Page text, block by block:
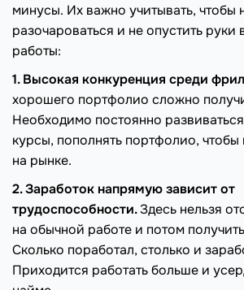
минусы. Их важно учитывать, чтобы
разочароваться и не опустить руки
работы:
1. Высокая конкуренция среди
хорошего портфолио сложно
Необходимо постоянно
курсы, пополнять портфолио, чтобы
на рынке.
2. Заработок напрямую зависит от
трудоспособности.Здесь нельзя
на обычной работе и потом
Сколько поработал, столько и
Приходится работать больше и